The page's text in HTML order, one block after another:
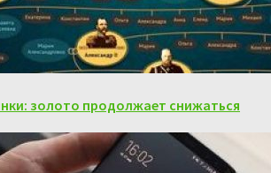
золото продолжает снижаться